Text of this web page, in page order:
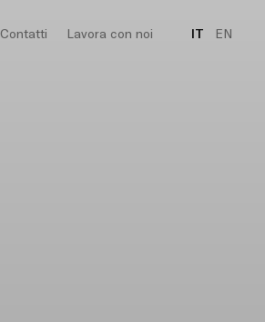
Contatti Lavora con noi IT EN